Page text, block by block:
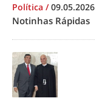
Política /09.05.2026
Notinhas Rápidas